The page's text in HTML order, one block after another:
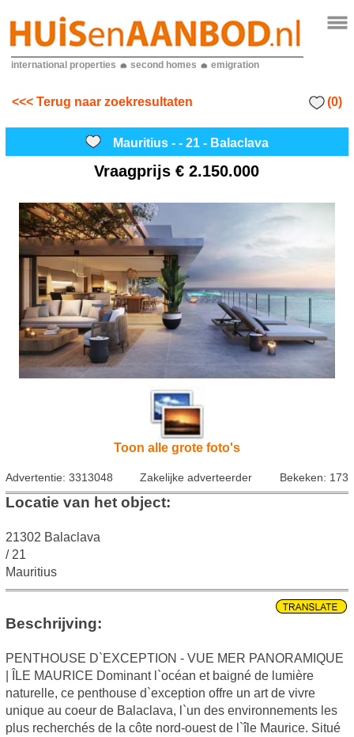
international properties second homes emigration
<<< Terug naar zoekresultaten (0)
Mauritius - - 21 - Balaclava
Vraagprijs€ 2.150.000
Toon alle grote foto's
Advertentie: 3313048 Zakelijke adverteerder Bekeken: 173
Locatie van het object:
21302 Balaclava
/ 21
Mauritius
Beschrijving:
PENTHOUSE D`EXCEPTION - VUE MER PANORAMIQUE
| ÎLE MAURICE Dominant l`océan et baigné de lumière
naturelle, ce penthouse d`exception offre un art de vivre
unique au coeur de Balaclava, l`un des environnements les
plus recherchés de la côte nord-ouest de l`île Maurice. Situé